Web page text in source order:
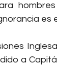
a